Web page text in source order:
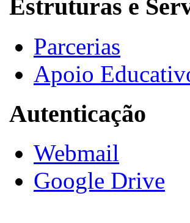
Estruturas e
Parcerias
Apoio
Autenticação
Webmail
Google Drive